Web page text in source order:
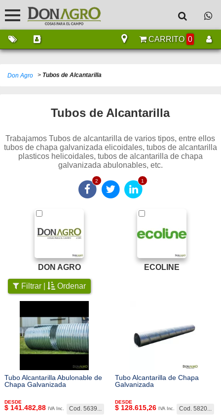
CARRITO 0
Don Agro > Tubos de Alcantarilla
Tubos de Alcantarilla
Trabajamos Tubos de alcantarilla de varios tipos, entre ellos
tubos de chapa galvanizada elicoidales, tubos de alcantarilla
plasticos helicoidales, tubos de alcantarilla de chapa
galvanizada abulonables, etc.
2 1
DON AGRO ECOLINE
Filtrar | Ordenar
Tubo Alcantarilla Abulonable de
Chapa Galvanizada
Cod. 5639...
DESDE
$ 141.482,88 IVA Inc.
Tubo Alcantarilla de Chapa
Galvanizada
Cod. 5820...
DESDE
$ 128.615,26 IVA Inc.